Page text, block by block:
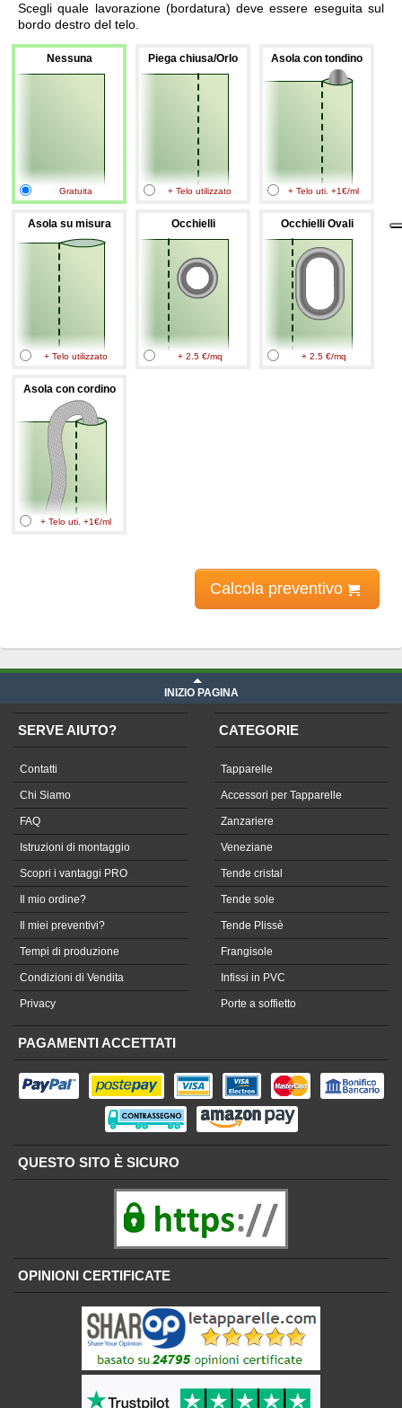
Scegli quale lavorazione (bordatura) deve essere eseguita sul
bordo destro del telo.
Nessuna
Gratuita
Piega chiusa/Orlo
+ Telo utilizzato
Asola con tondino
+ Telo uti. +1€/ml
Asola su misura
+ Telo utilizzato
Occhielli
+ 2.5 €/mq
Occhielli Ovali
+ 2.5 €/mq
Asola con cordino
+ Telo uti. +1€/ml
Calcola preventivo
INIZIO PAGINA
SERVE AIUTO?
Contatti
Chi Siamo
FAQ
Istruzioni di montaggio
Scopri i vantaggi PRO
Il mio ordine?
Il miei preventivi?
Tempi di produzione
Condizioni di Vendita
Privacy
CATEGORIE
Tapparelle
Accessori per Tapparelle
Zanzariere
Veneziane
Tende cristal
Tende sole
Tende Plissè
Frangisole
Infissi in PVC
Porte a soffietto
PAGAMENTI ACCETTATI
QUESTO SITO È SICURO
OPINIONI CERTIFICATE